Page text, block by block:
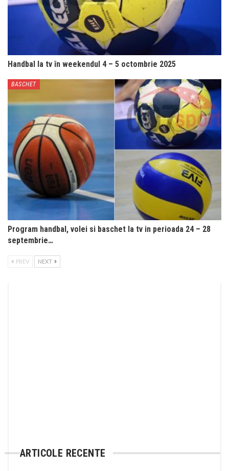
Handbal la tv în weekendul 4 – 5 octombrie 2025
BASCHET
Program handbal, volei si baschet la tv in perioada 24 – 28
septembrie…
PREV NEXT
ARTICOLE RECENTE